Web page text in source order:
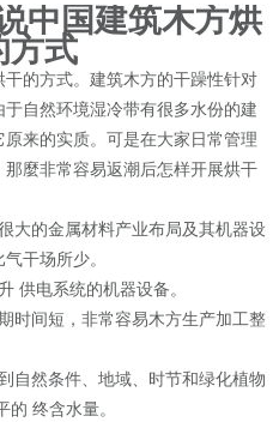
中国建筑木方烘
方式
的方式。建筑木方的干躁性针对
自然环境湿冷带有很多水份的建
来的实质。可是在大家日常管理
麼非常容易返潮后怎样开展烘干
大的金属材料产业布局及其机器设
干场所少。
供电系统的机器设备。
时间短，非常容易木方生产加工整
自然条件、地域、时节和绿化植物
终含水量。